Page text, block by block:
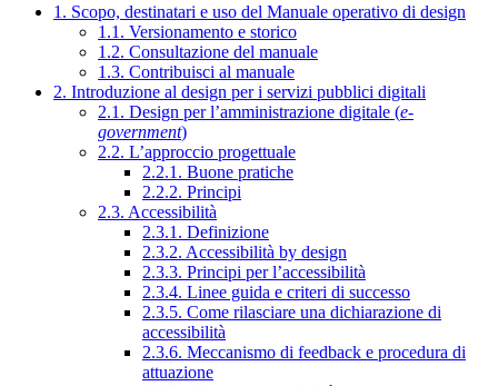
1. Scopo, destinatari e uso del Manuale operativo di design
1.1. Versionamento e storico
1.2. Consultazione del manuale
1.3. Contribuisci al manuale
2. Introduzione al design per i servizi pubblici digitali
2.1. Design per l’amministrazione digitale (e-
government)
2.2. L’approccio progettuale
2.2.1. Buone pratiche
2.2.2. Principi
2.3. Accessibilità
2.3.1. Definizione
2.3.2. Accessibilità by design
2.3.3. Principi per l’accessibilità
2.3.4. Linee guida e criteri di successo
2.3.5. Come rilasciare una dichiarazione di
accessibilità
2.3.6. Meccanismo di feedback e procedura di
attuazione